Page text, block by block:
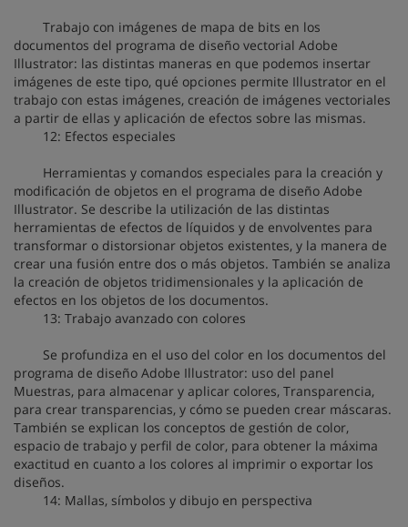
Trabajo con imágenes de mapa de bits en los
documentos del programa de diseño vectorial Adobe
Illustrator: las distintas maneras en que podemos insertar
imágenes de este tipo, qué opciones permite Illustrator en el
trabajo con estas imágenes, creación de imágenes vectoriales
a partir de ellas y aplicación de efectos sobre las mismas.
12: Efectos especiales
Herramientas y comandos especiales para la creación y
modificación de objetos en el programa de diseño Adobe
Illustrator. Se describe la utilización de las distintas
herramientas de efectos de líquidos y de envolventes para
transformar o distorsionar objetos existentes, y la manera de
crear una fusión entre dos o más objetos. También se analiza
la creación de objetos tridimensionales y la aplicación de
efectos en los objetos de los documentos.
13: Trabajo avanzado con colores
Se profundiza en el uso del color en los documentos del
programa de diseño Adobe Illustrator: uso del panel
Muestras, para almacenar y aplicar colores, Transparencia,
para crear transparencias, y cómo se pueden crear máscaras.
También se explican los conceptos de gestión de color,
espacio de trabajo y perfil de color, para obtener la máxima
exactitud en cuanto a los colores al imprimir o exportar los
diseños.
14: Mallas, símbolos y dibujo en perspectiva